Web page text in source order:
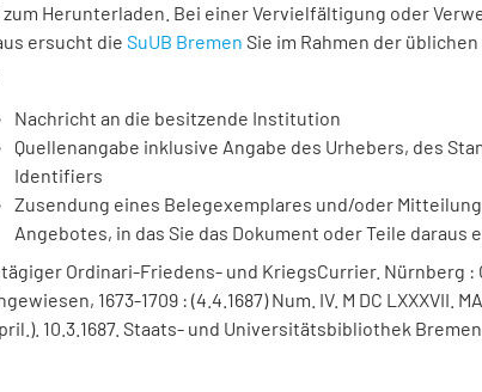
zum Herunterladen. Bei einer Vervielfältigung oder
ersucht die SuUB Bremen Sie im Rahmen der
Nachricht an die besitzende Institution
Quellenangabe inklusive Angabe des Urhebers, des
Identifiers
Zusendung eines Belegexemplares und/oder
Angebotes, in das Sie das Dokument oder Teile daraus
Ordinari-Friedens- und KriegsCurrier. Nürnberg :
1673-1709 : (4.4.1687) Num. IV. M DC LXXXVII.
10.3.1687. Staats- und Universitätsbibliothek